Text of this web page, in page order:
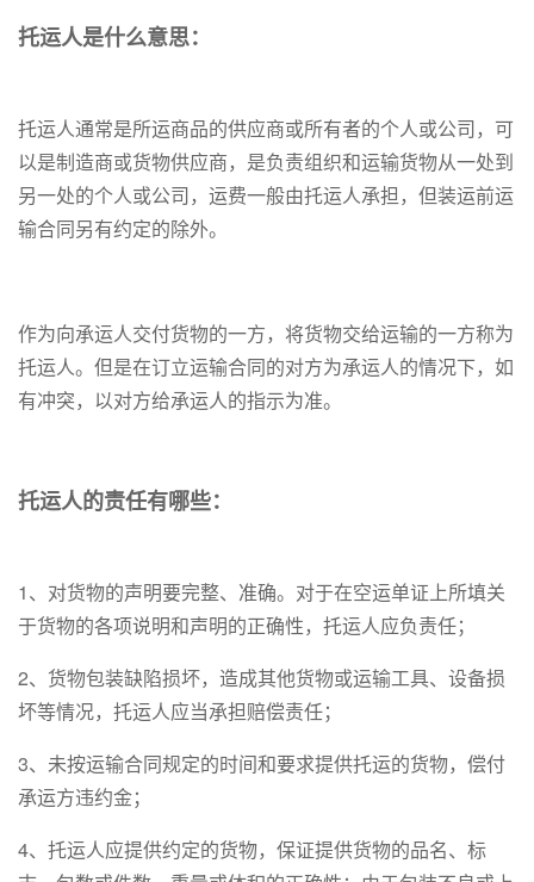
托运人是什么意思：
托运人通常是所运商品的供应商或所有者的个人或公司，可
以是制造商或货物供应商，是负责组织和运输货物从一处到
另一处的个人或公司，运费一般由托运人承担，但装运前运
输合同另有约定的除外。
作为向承运人交付货物的一方，将货物交给运输的一方称为
托运人。但是在订立运输合同的对方为承运人的情况下，如
有冲突，以对方给承运人的指示为准。
托运人的责任有哪些：
1、对货物的声明要完整、准确。对于在空运单证上所填关
于货物的各项说明和声明的正确性，托运人应负责任；
2、货物包装缺陷损坏，造成其他货物或运输工具、设备损
坏等情况，托运人应当承担赔偿责任；
3、未按运输合同规定的时间和要求提供托运的货物，偿付
承运方违约金；
4、托运人应提供约定的货物，保证提供货物的品名、标